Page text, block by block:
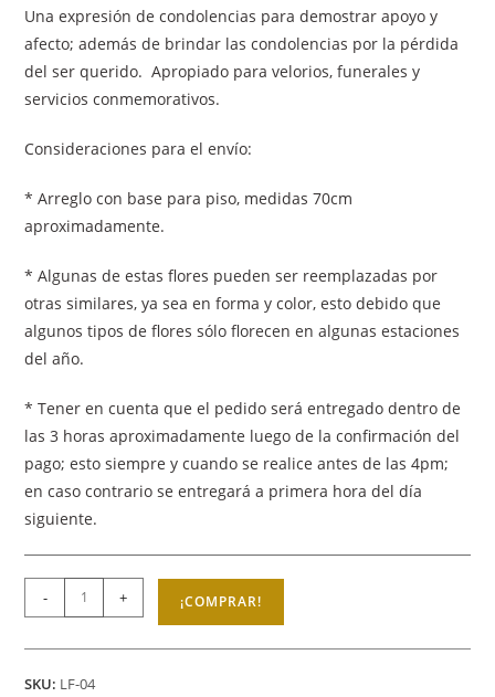
Una expresión de condolencias para demostrar apoyo y
afecto; además de brindar las condolencias por la pérdida
del ser querido. Apropiado para velorios, funerales y
servicios conmemorativos.
Consideraciones para el envío:
* Arreglo con base para piso, medidas 70cm
aproximadamente.
* Algunas de estas flores pueden ser reemplazadas por
otras similares, ya sea en forma y color, esto debido que
algunos tipos de flores sólo florecen en algunas estaciones
del año.
* Tener en cuenta que el pedido será entregado dentro de
las 3 horas aproximadamente luego de la confirmación del
pago; esto siempre y cuando se realice antes de las 4pm;
en caso contrario se entregará a primera hora del día
siguiente.
- + ¡COMPRAR!
SKU: LF-04